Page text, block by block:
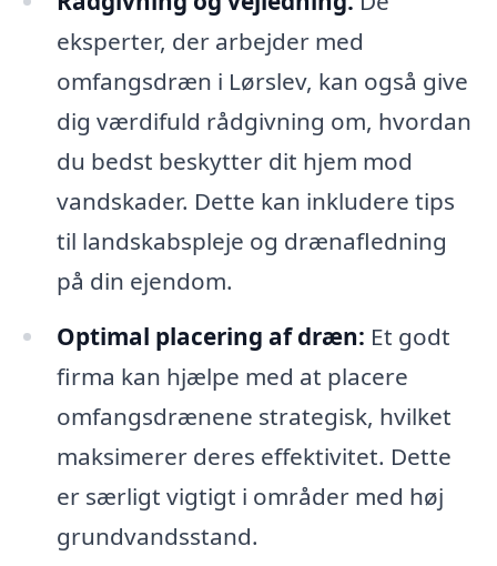
eksperter, der arbejder med
omfangsdræn i Lørslev, kan også give
dig værdifuld rådgivning om, hvordan
du bedst beskytter dit hjem mod
vandskader. Dette kan inkludere tips
til landskabspleje og drænafledning
på din ejendom.
Optimal placering af dræn: Et godt
firma kan hjælpe med at placere
omfangsdrænene strategisk, hvilket
maksimerer deres effektivitet. Dette
er særligt vigtigt i områder med høj
grundvandsstand.